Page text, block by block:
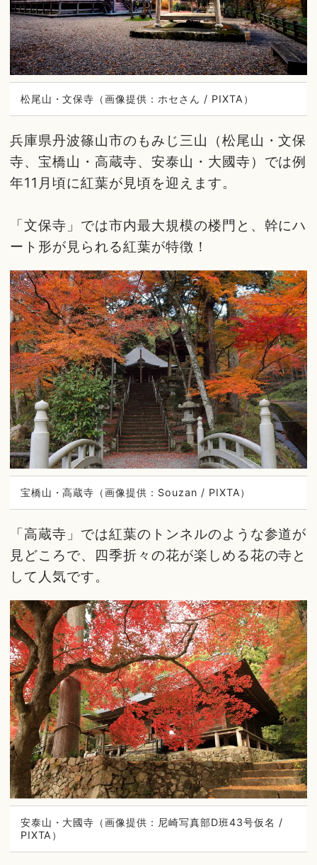
松尾山・文保寺（画像提供：ホセさん / PIXTA）
兵庫県丹波篠山市のもみじ三山（松尾山・文保
寺、宝橋山・高蔵寺、安泰山・大國寺）では例
年11月頃に紅葉が見頃を迎えます。
「文保寺」では市内最大規模の楼門と、幹にハ
ート形が見られる紅葉が特徴！
宝橋山・高蔵寺（画像提供：Souzan / PIXTA）
「高蔵寺」では紅葉のトンネルのような参道が
見どころで、四季折々の花が楽しめる花の寺と
して人気です。
安泰山・大國寺（画像提供：尼崎写真部D班43号仮名 /
PIXTA）